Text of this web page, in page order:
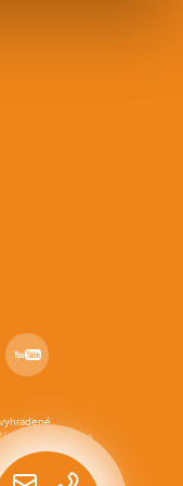
Rýchly
Nastavenia cookies
YouTube